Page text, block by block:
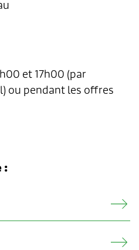
et 17h00 (par
ou pendant les offres
: